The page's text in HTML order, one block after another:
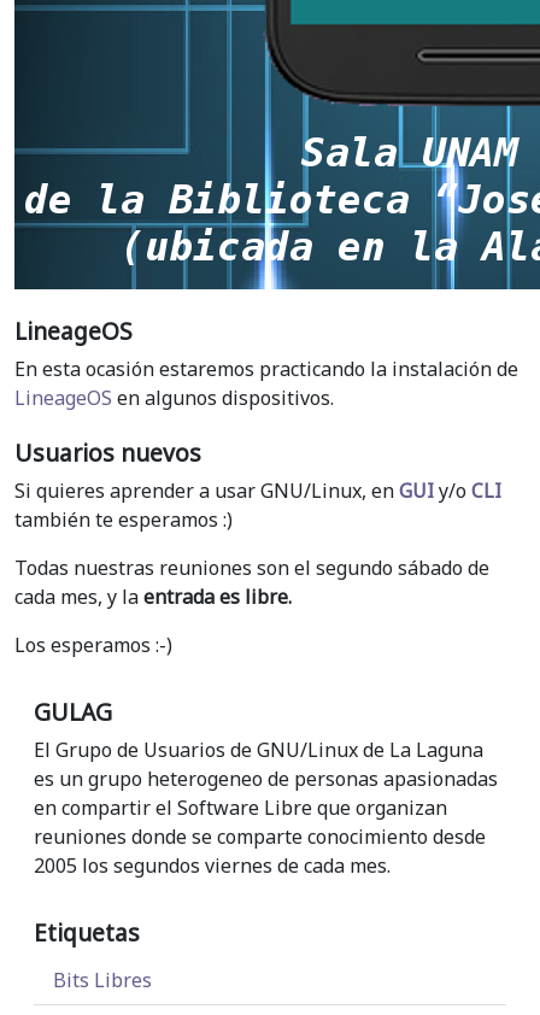
LineageOS
En esta ocasión estaremos practicando la instalación de
LineageOS en algunos dispositivos.
Usuarios nuevos
Si quieres aprender a usar GNU/Linux, enGUIy/oCLI
también te esperamos :)
Todas nuestras reuniones son el segundo sábado de
cada mes, y laentrada es libre.
Los esperamos :-)
GULAG
El Grupo de Usuarios de GNU/Linux de La Laguna
es un grupo heterogeneo de personas apasionadas
en compartir el Software Libre que organizan
reuniones donde se comparte conocimiento desde
2005 los segundos viernes de cada mes.
Etiquetas
Bits Libres